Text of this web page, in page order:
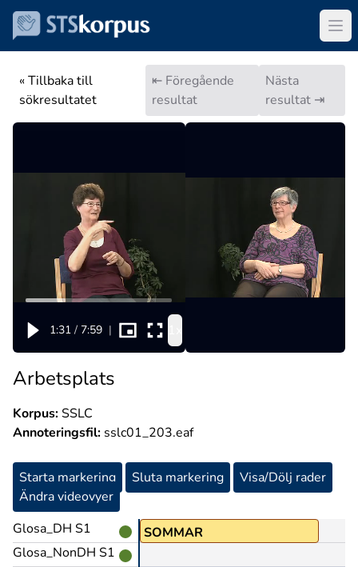
« Tillbaka till
sökresultatet
⇤ Föregående
resultat
Nästa
resultat ⇥
1:31 / 7:59 |
Arbetsplats
Korpus:SSLC
Annoteringsfil: sslc01_203.eaf
Starta markering Sluta markering
Visa/Dölj rader
Ändra videovyer
Glosa_DH S1
Glosa_NonDH S1
SOMMAR